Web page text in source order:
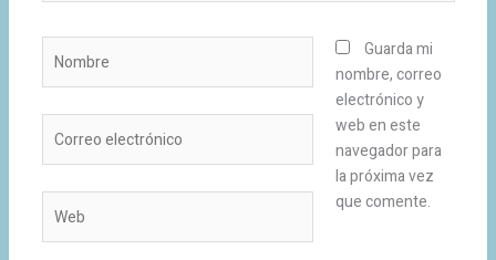
electrónico
Guarda mi
nombre, correo
electrónico y
web en este
navegador para
la próxima vez
que comente.